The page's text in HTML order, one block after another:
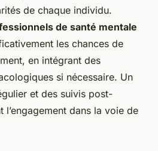
de chaque individu.
de santé mentale
les chances de
en intégrant des
si nécessaire. Un
et des suivis post-
l’engagement dans la voie de